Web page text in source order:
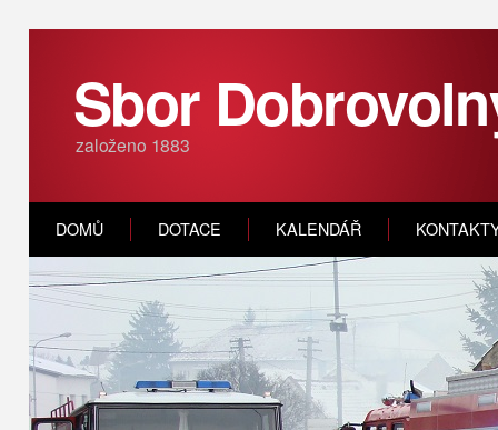
Sbor
založeno 1883
DOMŮ DOTACE KALENDÁŘ